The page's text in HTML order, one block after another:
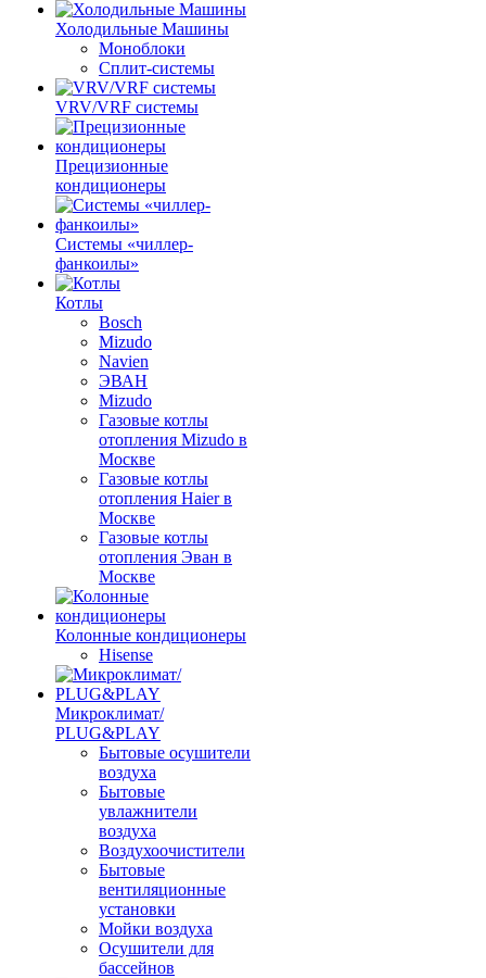
Холодильные Машины
Моноблоки
Сплит-системы
VRV/VRF системы
Прецизионные
кондиционеры
Системы «чиллер-
фанкоилы»
Котлы
Bosch
Mizudo
Navien
ЭВАН
Mizudo
Газовые котлы
отопления Mizudo в
Москве
Газовые котлы
отопления Haier в
Москве
Газовые котлы
отопления Эван в
Москве
Колонные кондиционеры
Hisense
Микроклимат/
PLUG&PLAY
Бытовые осушители
воздуха
Бытовые
увлажнители
воздуха
Воздухоочистители
Бытовые
вентиляционные
установки
Мойки воздуха
Осушители для
бассейнов